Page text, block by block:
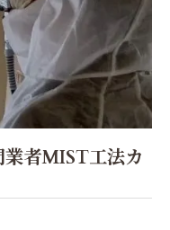
業者MIST工法カ